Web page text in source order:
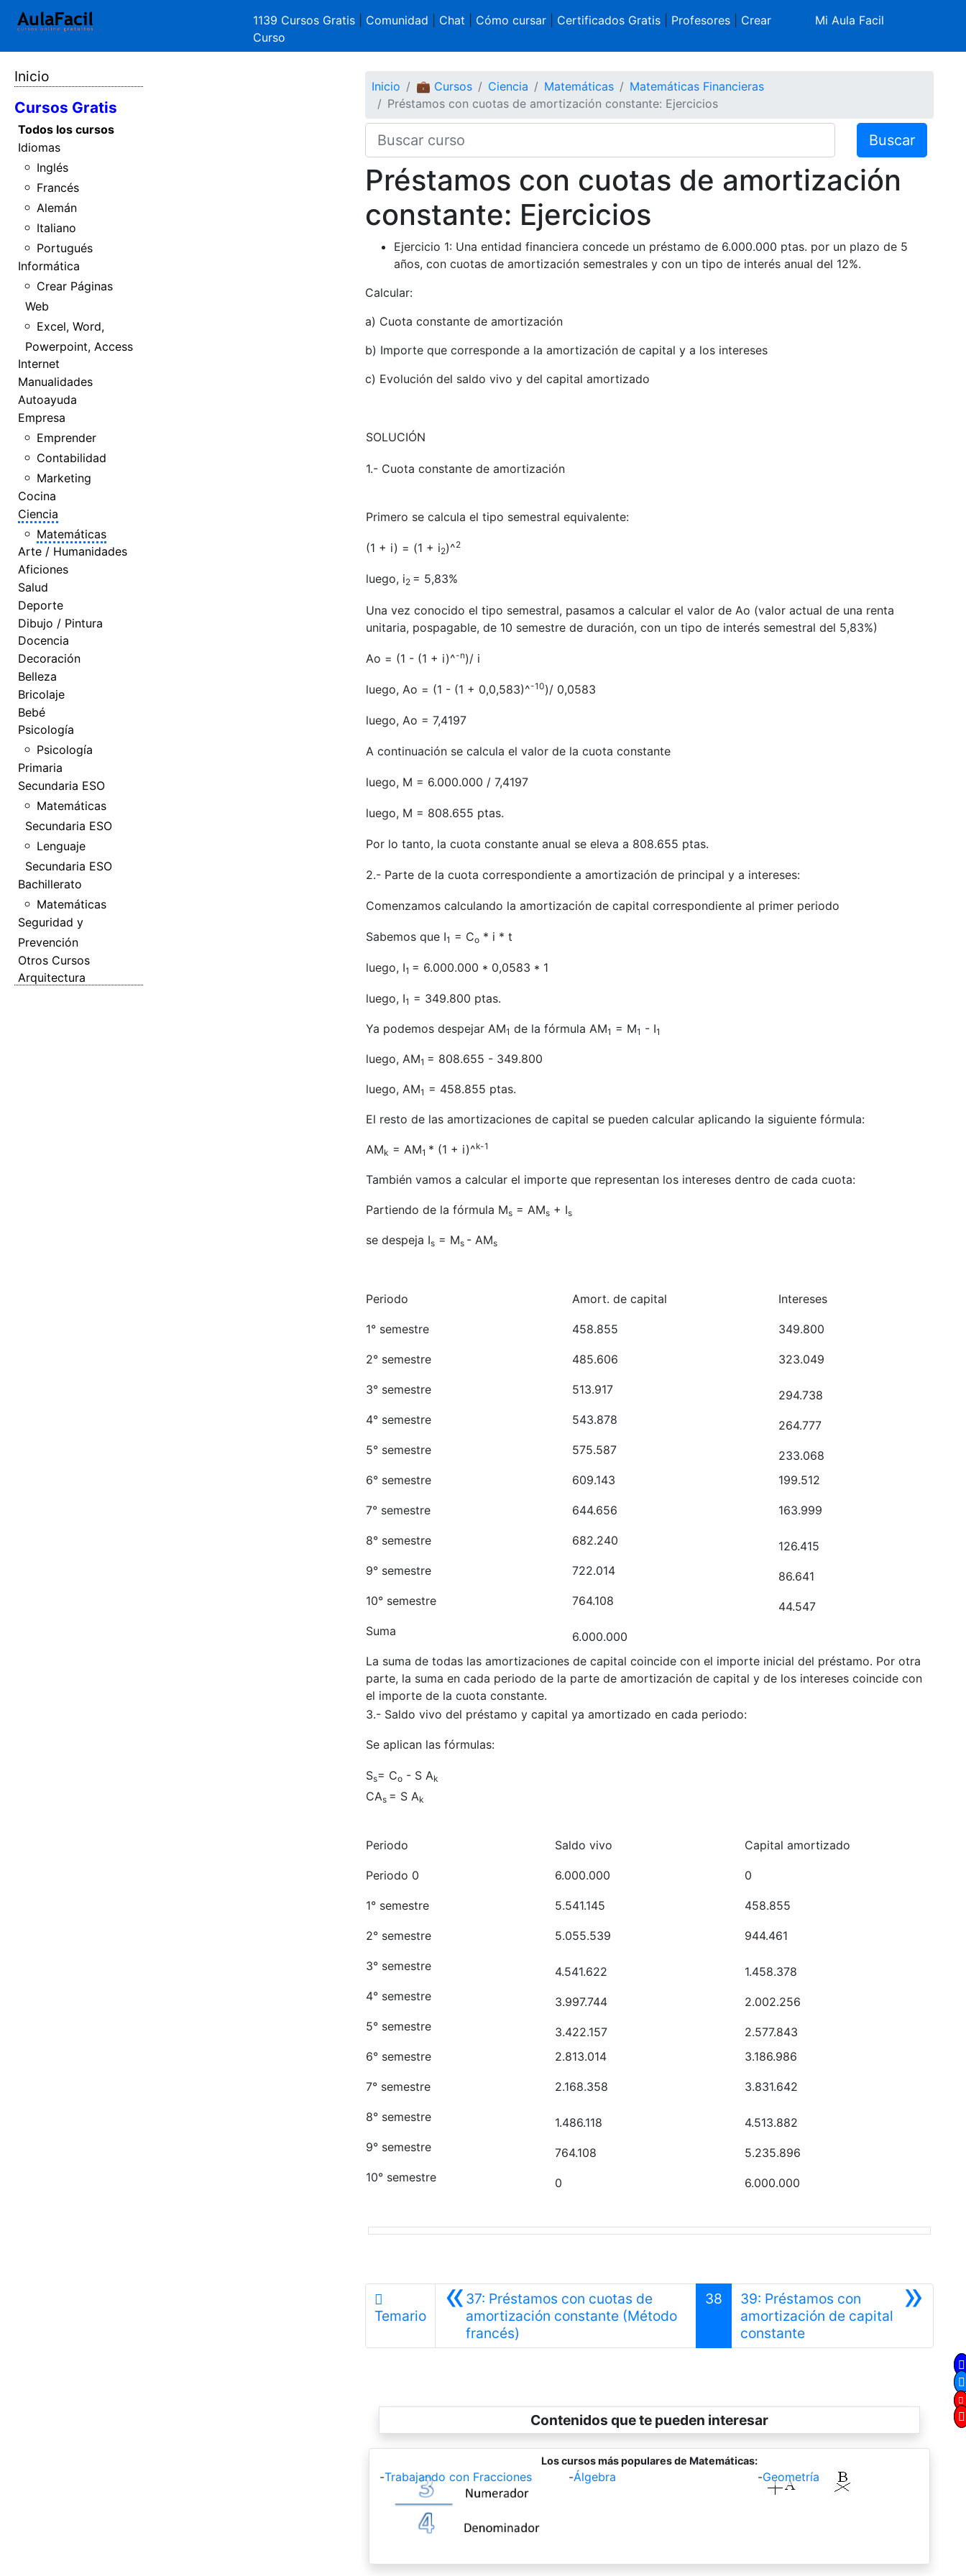
1139 Cursos Gratis Comunidad Chat Cómo cursar| Certificados Gratis| Profesores| Crear
Curso
Mi Aula Facil
Inicio
Cursos Gratis
Todos los cursos
Idiomas
Inglés
Francés
Alemán
Italiano
Portugués
Informática
Crear Páginas
Web
Excel, Word,
Powerpoint, Access
Internet
Manualidades
Autoayuda
Empresa
Emprender
Contabilidad
Marketing
Cocina
Ciencia
Matemáticas
Arte / Humanidades
Aficiones
Salud
Deporte
Dibujo / Pintura
Docencia
Decoración
Belleza
Bricolaje
Bebé
Psicología
Psicología
Primaria
Secundaria ESO
Matemáticas
Secundaria ESO
Lenguaje
Secundaria ESO
Bachillerato
Matemáticas
Seguridad y
Prevención
Otros Cursos
Arquitectura
Inicio 💼 Cursos Ciencia Matemáticas
Matemáticas Financieras
Préstamos con cuotas de amortización constante: Ejercicios
Buscar
Préstamos con cuotas de amortización
constante: Ejercicios
Ejercicio 1: Una entidad financiera concede un préstamo de 6.000.000 ptas. por un plazo de 5
años, con cuotas de amortización semestrales y con un tipo de interés anual del 12%.
Calcular:
a) Cuota constante de amortización
b) Importe que corresponde a la amortización de capital y a los intereses
c) Evolución del saldo vivo y del capital amortizado
SOLUCIÓN
1.- Cuota constante de amortización
Primero se calcula el tipo semestral equivalente:
(1 + i) = (1 + i2)^2
luego, i2 = 5,83%
Una vez conocido el tipo semestral, pasamos a calcular el valor de Ao (valor actual de una renta
unitaria, pospagable, de 10 semestre de duración, con un tipo de interés semestral del 5,83%)
Ao = (1 - (1 + i)^-n)/ i
luego, Ao = (1 - (1 + 0,0,583)^-10)/ 0,0583
luego, Ao = 7,4197
A continuación se calcula el valor de la cuota constante
luego, M = 6.000.000 / 7,4197
luego, M = 808.655 ptas.
Por lo tanto, la cuota constante anual se eleva a 808.655 ptas.
2.- Parte de la cuota correspondiente a amortización de principal y a intereses:
Comenzamos calculando la amortización de capital correspondiente al primer periodo
Sabemos que I1 = Co* i * t
luego, I1 = 6.000.000 * 0,0583 * 1
luego, I1 = 349.800 ptas.
Ya podemos despejar AM1 de la fórmula AM1 = M1 - I1
luego, AM1 = 808.655 - 349.800
luego, AM1 = 458.855 ptas.
El resto de las amortizaciones de capital se pueden calcular aplicando la siguiente fórmula:
AMk = AM1 * (1 + i)^k-1
También vamos a calcular el importe que representan los intereses dentro de cada cuota:
Partiendo de la fórmula Ms= AMs+ Is
se despeja Is= Ms - AMs
Periodo Amort. de capital Intereses
1° semestre 458.855 349.800
2° semestre 485.606 323.049
3° semestre 513.917
294.738
4° semestre
543.878
264.777
5° semestre
575.587
233.068
6° semestre
609.143 199.512
7° semestre 644.656 163.999
8° semestre 682.240
126.415
9° semestre
722.014
86.641
10° semestre
764.108
44.547
Suma
6.000.000
La suma de todas las amortizaciones de capital coincide con el importe inicial del préstamo. Por otra
parte, la suma en cada periodo de la parte de amortización de capital y de los intereses coincide con
el importe de la cuota constante.
3.- Saldo vivo del préstamo y capital ya amortizado en cada periodo:
Se aplican las fórmulas:
Ss= Co- S Ak
CAs = S Ak
Periodo Saldo vivo Capital amortizado
Periodo 0 6.000.000 0
1° semestre 5.541.145 458.855
2° semestre 5.055.539 944.461
3° semestre 4.541.622
1.458.378
4° semestre
3.997.744
2.002.256
5° semestre
3.422.157
2.577.843
6° semestre
2.813.014 3.186.986
7° semestre 2.168.358 3.831.642
8° semestre 1.486.118
4.513.882
9° semestre
764.108
5.235.896
10° semestre
0 6.000.000
Temario «37: Préstamos con cuotas de
amortización constante (Método
francés)
38 »
39: Préstamos con
amortización de capital
constanteSiguiente
Contenidos que te pueden interesar
Los cursos más populares de Matemáticas:
-Trabajando con Fracciones -Álgebra -Geometría